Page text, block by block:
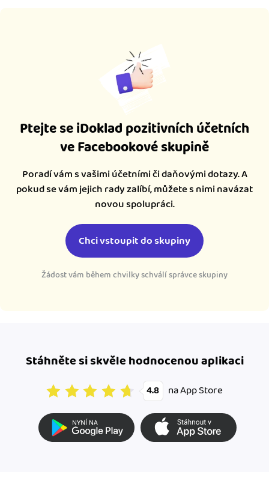
Ptejte se iDoklad pozitivních účetních
ve Facebookové skupině
Poradí vám s vašimi účetními či daňovými dotazy. A
pokud se vám jejich rady zalíbí, můžete s nimi navázat
novou spolupráci.
Chci vstoupit do skupiny
Žádost vám během chvilky schválí správce skupiny
Stáhněte si skvěle hodnocenou aplikaci
4.8 na App Store